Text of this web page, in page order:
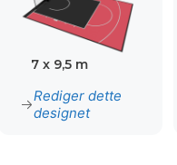
7 x 9,5 m
Rediger dette
designet